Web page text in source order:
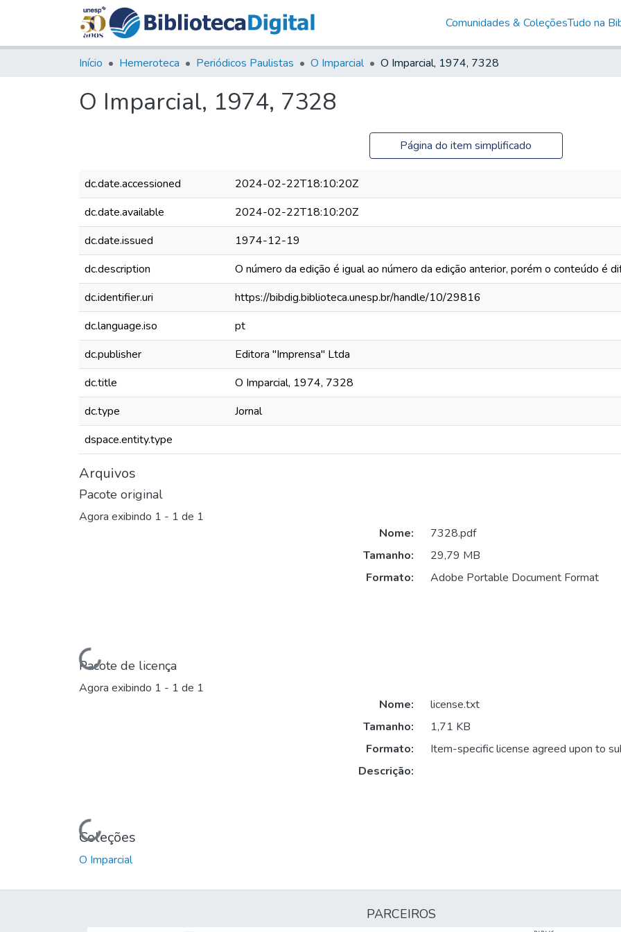
Comunidades & ColeçõesTudo na
Início Hemeroteca Periódicos Paulistas O Imparcial O Imparcial, 1974, 7328
O Imparcial, 1974, 7328
Página do item simplificado
dc.date.accessioned
2024-02-22T18:10:20Z
dc.date.available
2024-02-22T18:10:20Z
dc.date.issued
1974-12-19
dc.description
O número da edição é igual ao número da edição anterior, porém o conteúdo é
dc.identifier.uri
https://bibdig.biblioteca.unesp.br/handle/10/29816
dc.language.iso
pt
dc.publisher
Editora "Imprensa" Ltda
dc.title
O Imparcial, 1974, 7328
dc.type
Jornal
dspace.entity.type
Arquivos
Pacote original
Agora exibindo 1 - 1 de 1
Carregando...
Nome:
7328.pdf
Tamanho:
29,79 MB
Formato:
Adobe Portable Document Format
Pacote de licença
Agora exibindo 1 - 1 de 1
Carregando...
Nome:
license.txt
Tamanho:
1,71 KB
Formato:
Item-specific license agreed upon to
Descrição:
Coleções
O Imparcial
PARCEIROS